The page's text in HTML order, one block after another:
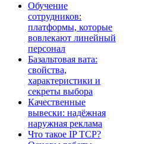
Обучение
сотрудников:
платформы, которые
вовлекают линейный
персонал
Базальтовая вата:
свойства,
характеристики и
секреты выбора
Качественные
вывески: надёжная
наружная реклама
Что такое IP TCP?